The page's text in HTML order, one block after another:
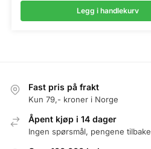
Legg i handlekurv
Fast pris på frakt
Kun 79,- kroner i Norge
Åpent kjøp i 14 dager
Ingen spørsmål, pengene tilbake